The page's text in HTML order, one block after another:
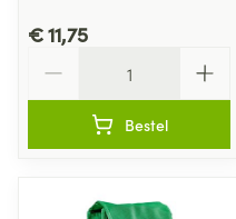
€ 11,75
Bestel